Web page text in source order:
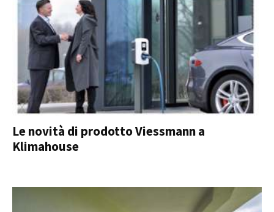
Le novità di prodotto Viessmann a
Klimahouse